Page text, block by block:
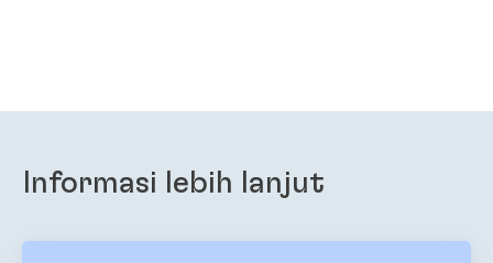
Informasi lebih lanjut